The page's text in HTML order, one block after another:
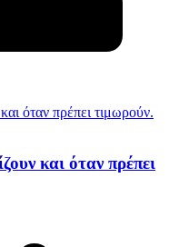
και όταν πρέπει